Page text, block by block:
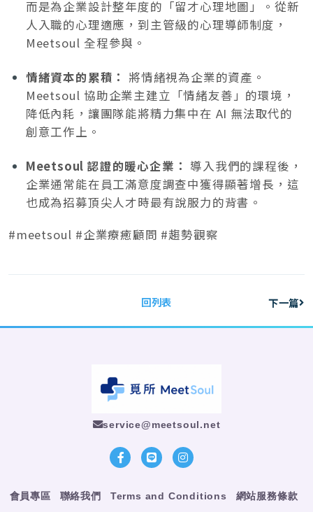
而是為企業設計整年度的「留才心理地圖」。從新
人入職的心理適應，到主管級的心理導師制度，
Meetsoul 全程參與。
情緒資本的累積： 將情緒視為企業的資產。
Meetsoul 協助企業主建立「情緒友善」的環境，
降低內耗，讓團隊能將精力集中在 AI 無法取代的
創意工作上。
Meetsoul 認證的暖心企業： 導入我們的課程後，
企業通常能在員工滿意度調查中獲得顯著增長，這
也成為招募頂尖人才時最有說服力的背書。
#meetsoul #企業療癒顧問 #趨勢觀察
回列表 下一篇
service@meetsoul.net
會員專區 聯絡我們 Terms and Conditions 網站服務條款